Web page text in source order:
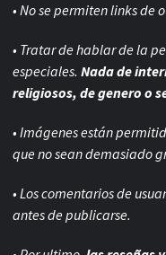
• No se permiten links de
• Tratar de hablar de la
especiales. Nada de
religiosos, de genero o
• Imágenes están
que no sean demasiado
• Los comentarios de
antes de publicarse.